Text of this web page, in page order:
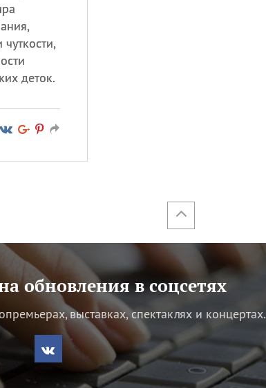
деток.
обновления в соцсетях
выставках, спектаклях и концертах.